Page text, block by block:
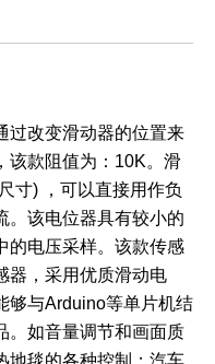
过改变滑动器的位置来
该款阻值为：10K。滑
寸) ，可以直接用作负
。该电位器具有较小的
的电压采样。该款传感
器，采用优质滑动电
够与Arduino等单片机结
。如音量调节和画面质
地毯的各种控制；汽车